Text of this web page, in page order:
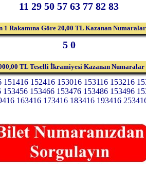
11 29 50 57 63 77 82 83
1 Rakamına Göre 20,00 TL Kazanan Numaralar
5 0
TL Teselli İkramiyesi Kazanan Numaralar
152416 153016 153116 153216
153466 153476 153486 153496
163416 173416 183416 193416